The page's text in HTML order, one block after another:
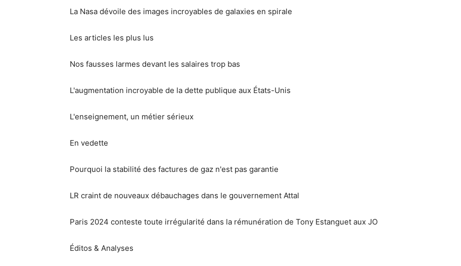
La Nasa dévoile des images incroyables de galaxies en spirale
Les articles les plus lus
Nos fausses larmes devant les salaires trop bas
L'augmentation incroyable de la dette publique aux États-Unis
L'enseignement, un métier sérieux
En vedette
Pourquoi la stabilité des factures de gaz n'est pas garantie
LR craint de nouveaux débauchages dans le gouvernement Attal
Paris 2024 conteste toute irrégularité dans la rémunération de Tony Estanguet aux JO
Éditos & Analyses